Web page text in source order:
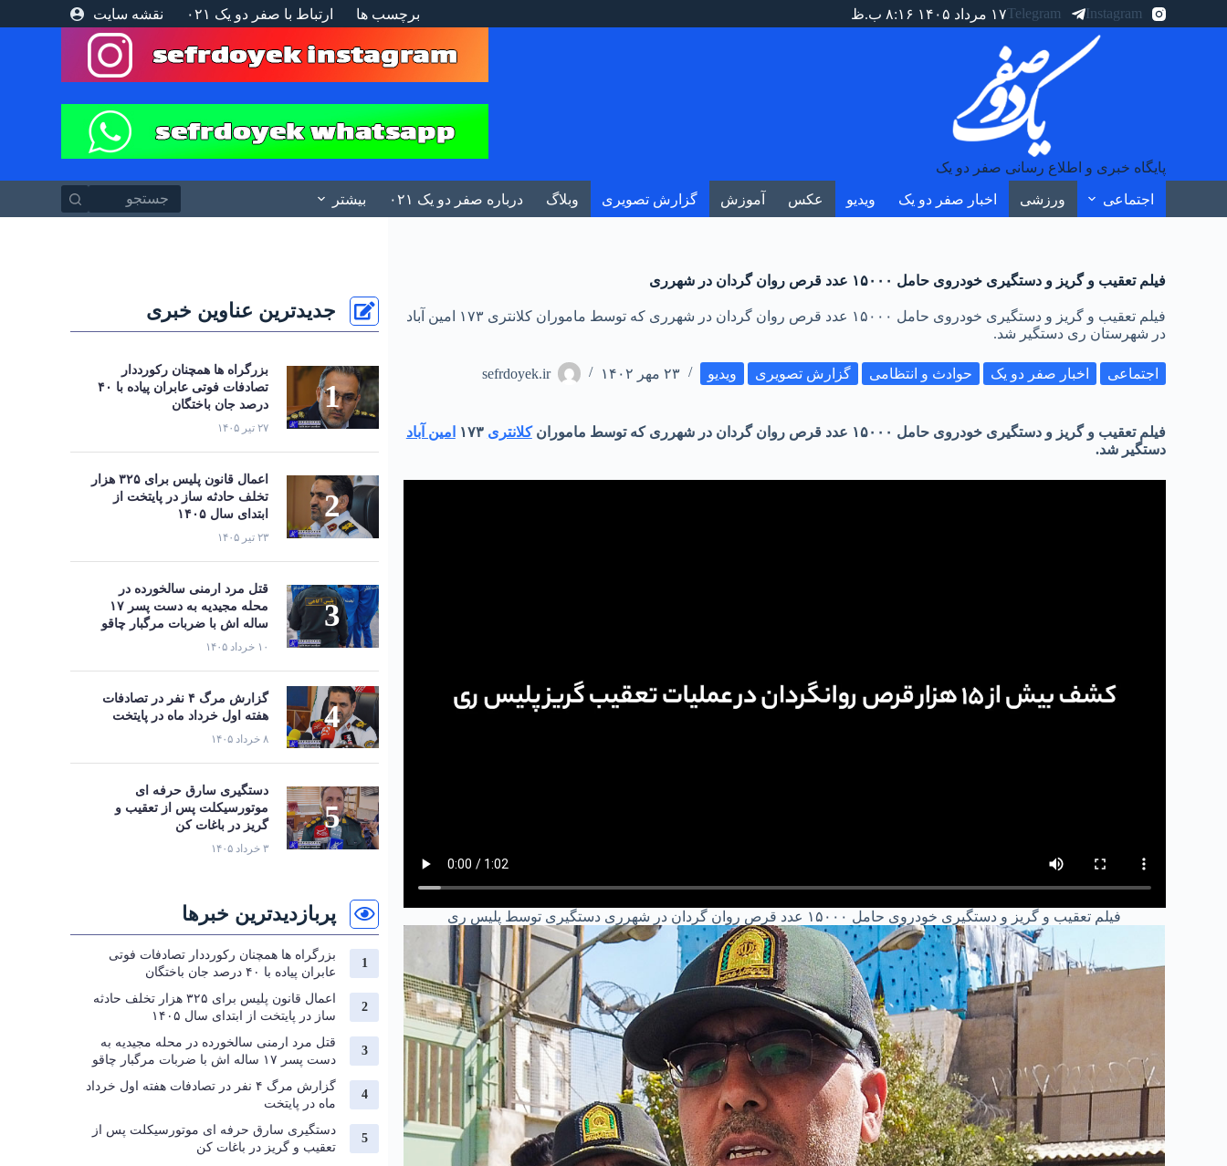
Instagram
Telegram۱۷ مرداد ۱۴۰۵ ۸:۱۶ ب.ظ برچسب ها ارتباط با صفر دو یک ۰۲۱ نقشه سایت
پایگاه خبری و اطلاع رسانی صفر دو یک
اجتماعی ورزشی اخبار صفر دو یک ویدیو عکس آموزش گزارش تصویری وبلاگ درباره صفر دو یک ۰۲۱ بیشتر
فیلم تعقیب و گریز و دستگیری خودروی حامل ۱۵۰۰۰ عدد قرص روان گردان در شهرری
فیلم تعقیب و گریز و دستگیری خودروی حامل ۱۵۰۰۰ عدد قرص روان گردان در شهرری که توسط ماموران کلانتری ۱۷۳ امین آباد
در شهرستان ری دستگیر شد.
اجتماعی اخبار صفر دو یک حوادث و انتظامی گزارش تصویری ویدیو ۲۳ مهر ۱۴۰۲ sefrdoyek.ir
فیلم تعقیب و گریز و دستگیری خودروی حامل ۱۵۰۰۰ عدد قرص روان گردان در شهرری که توسط ماموران کلانتری ۱۷۳
امین آباد
دستگیر شد.
فیلم تعقیب و گریز و دستگیری خودروی حامل ۱۵۰۰۰ عدد قرص روان گردان در شهرری دستگیری توسط پلیس ری
جدیدترین عناوین خبری
بزرگراه‌ ها همچنان رکورددار
تصادفات فوتی عابران پیاده با ۴۰
درصد جان‌ باختگان
۲۷ تیر ۱۴۰۵
اعمال قانون پلیس برای ۳۲۵ هزار
تخلف حادثه ساز در پایتخت از
ابتدای سال ۱۴۰۵
۲۳ تیر ۱۴۰۵
قتل مرد ارمنی سالخورده در
محله مجیدیه به دست پسر ۱۷
ساله اش با ضربات مرگبار چاقو
۱۰ خرداد ۱۴۰۵
گزارش مرگ ۴ نفر در تصادفات
هفته اول خرداد ماه در پایتخت
۸ خرداد ۱۴۰۵
دستگیری سارق حرفه‌ ای
موتورسیکلت پس از تعقیب و
گریز در باغات کن
۳ خرداد ۱۴۰۵
پربازدیدترین خبرها
بزرگراه‌ ها همچنان رکورددار تصادفات فوتی
عابران پیاده با ۴۰ درصد جان‌ باختگان
اعمال قانون پلیس برای ۳۲۵ هزار تخلف حادثه
ساز در پایتخت از ابتدای سال ۱۴۰۵
قتل مرد ارمنی سالخورده در محله مجیدیه به
دست پسر ۱۷ ساله اش با ضربات مرگبار چاقو
گزارش مرگ ۴ نفر در تصادفات هفته اول خرداد
ماه در پایتخت
دستگیری سارق حرفه‌ ای موتورسیکلت پس از
تعقیب و گریز در باغات کن